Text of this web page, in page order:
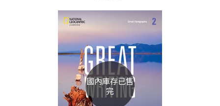
國內庫存已售
完